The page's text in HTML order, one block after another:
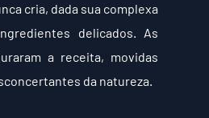
cria, dada sua complexa
delicados. As
a receita, movidas
da natureza.